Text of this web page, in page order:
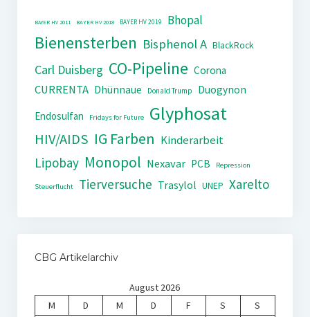
BAYER HV 2011 BAYER HV 2018 BAYER HV 2019 Bhopal
Bienensterben Bisphenol A BlackRock
Carl Duisberg CO-Pipeline Corona
CURRENTA Dhünnaue Donald Trump
Duogynon
Endosulfan
Fridays for Future Glyphosat
HIV/AIDS IG Farben Kinderarbeit
Lipobay Monopol Nexavar PCB Repression
Steuerflucht Tierversuche Trasylol UNEP Xarelto
CBG Artikelarchiv
August 2026
M
D M D F S S